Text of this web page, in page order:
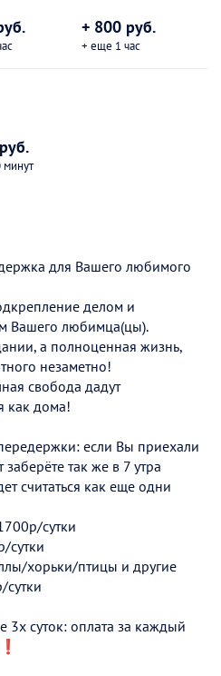
+ 800 руб.
+ еще 1 час
для Вашего любимого
делом и
Вашего любимца(цы).
а полноценная жизнь,
незаметно!
свобода дадут
как дома!
если Вы приехали
так же в 7 утра
считаться как еще одни
сутки
сутки
хорьки/птицы и другие
сутки
суток: оплата за каждый